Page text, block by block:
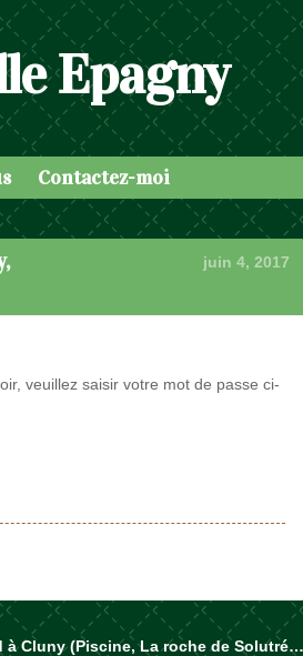
Epagny
Contactez-moi
juin 4, 2017
veuillez saisir votre mot de passe ci-
à Cluny (Piscine, La roche de